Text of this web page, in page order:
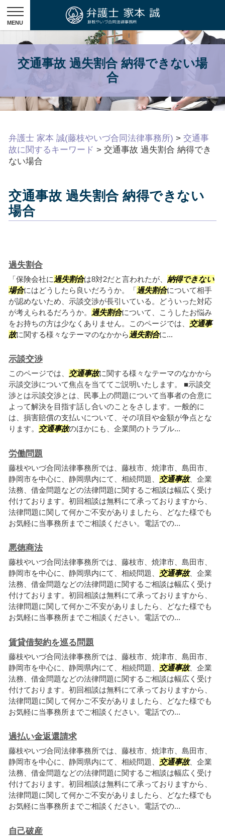
交通事故 過失割合 納得できない場
合
弁護士 家本 誠(藤枝やいづ合同法律事務所) > 交通事
故に関するキーワード > 交通事故 過失割合 納得でき
ない場合
交通事故 過失割合 納得できない
場合
過失割合
「保険会社に 過失割合は8対2だと言われたが、 納得できない
場合にはどうしたら良いだろうか。「過失割合について相手
が認めないため、示談交渉が長引いている。どういった対応
が考えられるだろうか。
過失割合について、こうしたお悩み
をお持ちの方は少なくありません。このページでは、 交通事
故に関する様々なテーマのなかから 過失割合に...
示談交渉
このページでは、 交通事故に関する様々なテーマのなかから
示談交渉について焦点を当ててご説明いたします。 ■示談交
渉とは示談交渉とは、民事上の問題について当事者の合意に
よって解決を目指す話し合いのことをさします。一般的に
は、損害賠償の支払いについて、その項目や金額が争点とな
ります。 交通事故のほかにも、企業間のトラブル...
労働問題
藤枝やいづ合同法律事務所では、藤枝市、焼津市、島田市、
静岡市を中心に、静岡県内にて、相続問題、 交通事故、企業
法務、借金問題などの法律問題に関するご相談は幅広く受け
付けております。初回相談は無料にて承っておりますから、
法律問題に関して何かご不安がありましたら、どなた様でも
お気軽に当事務所までご相談ください。電話での...
悪徳商法
藤枝やいづ合同法律事務所では、藤枝市、焼津市、島田市、
静岡市を中心に、静岡県内にて、相続問題、 交通事故、企業
法務、借金問題などの法律問題に関するご相談は幅広く受け
付けております。初回相談は無料にて承っておりますから、
法律問題に関して何かご不安がありましたら、どなた様でも
お気軽に当事務所までご相談ください。電話での...
賃貸借契約を巡る問題
藤枝やいづ合同法律事務所では、藤枝市、焼津市、島田市、
静岡市を中心に、静岡県内にて、相続問題、 交通事故、企業
法務、借金問題などの法律問題に関するご相談は幅広く受け
付けております。初回相談は無料にて承っておりますから、
法律問題に関して何かご不安がありましたら、どなた様でも
お気軽に当事務所までご相談ください。電話での...
過払い金返還請求
藤枝やいづ合同法律事務所では、藤枝市、焼津市、島田市、
静岡市を中心に、静岡県内にて、相続問題、 交通事故、企業
法務、借金問題などの法律問題に関するご相談は幅広く受け
付けております。初回相談は無料にて承っておりますから、
法律問題に関して何かご不安がありましたら、どなた様でも
お気軽に当事務所までご相談ください。電話での...
自己破産